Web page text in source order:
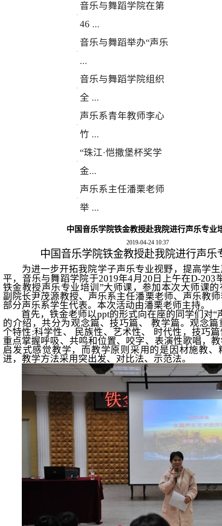
·
音乐与舞蹈学院在第
46 ...
·
音乐与舞蹈举办“声乐
...
·
音乐与舞蹈学院组织
全 ...
·
声乐系青年教师李心
竹 ...
·
“珠江·恺撒堡杯奖学
金...
·
声乐系主任潘栗老师
举 ...
中国音乐学院铁金教授赴我院进行声乐专业
2019-04-24 10:37
中国音乐学院铁金教授赴我院进行声乐
为进一步开拓我院学子声乐专业视野，提高学
平，音乐与舞蹈学院于2019年4月20 日上午在D-203
铁金教授声乐专业培训”大师课，参加本次大师课
副院长尹茂源教授、声乐系主任潘栗老师、声乐教
部分声乐系学生代表。本次活动由潘栗老师主持。
首先，铁金老师以ppt的形式向在座的同学们对“
的介绍，共分为观念篇、技巧篇、 教学篇。观念
个特性:科学性、 民族性、艺术性、 时代性，技巧
重点掌握呼吸、共鸣和位置、咬字、表演性歌唱，
启发式感觉教学，而教学原则采用的是因材施教、
进，教学方法采用突出发、对比法、示范法。